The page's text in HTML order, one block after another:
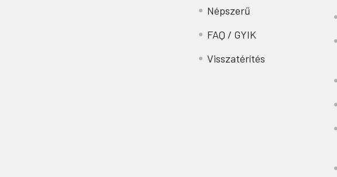
Népszerű
FAQ / GYIK
Visszatérítés